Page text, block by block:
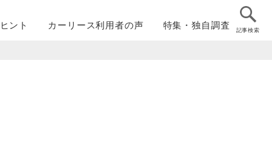
ヒント カーリース利用者の声 特集・独自調査 記事検索